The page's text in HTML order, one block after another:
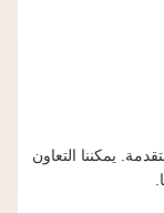
فريق تصميم محترف داخلي وورشة عمل آلية متقدمة. يمكننا التعاون